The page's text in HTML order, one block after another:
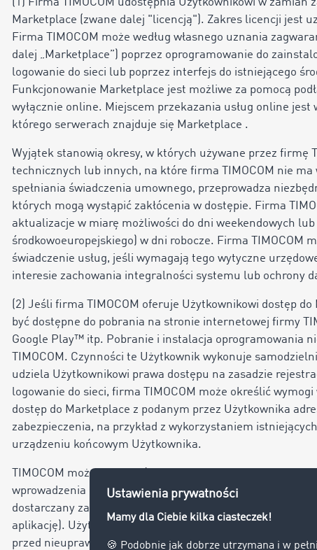
(1) Firma TIMOCOM udostępnia Użytkownikowi w zamian
Marketplace (zwane dalej "licencją"). Zakres licencji jest
Firma TIMOCOM może według własnego uznania
dalej „Marketplace”) poprzez oprogramowanie do
logowanie do sieci lub poprzez interfejs do istniejącego
Funkcjonowanie Marketplace jest możliwe za pomocą
wyłącznie online. Miejscem przekazania usług online
którego serwerach znajduje się Marketplace .
Wyjątek stanowią okresy, w których używane przez firmę
technicznych lub innych, na które firma TIMOCOM nie ma
spełniania świadczenia umownego, przeprowadza
których mogą wystąpić zakłócenia w dostępie. Firma
aktualizacje w miarę możliwości do dni weekendowych
środkowoeuropejskiego) w dni robocze. Firma TIMOCOM
świadczenie usług, jeśli wymagają tego wytyczne
interesie zachowania integralności systemu lub ochrony
(2) Jeśli firma TIMOCOM oferuje Użytkownikowi dostęp
być dostępne do pobrania na stronie internetowej firmy
Google Play™ itp. Pobranie i instalacja oprogramowania
TIMOCOM. Czynności te Użytkownik wykonuje
udziela Użytkownikowi prawa dostępu na zasadzie
logowanie do sieci, firma TIMOCOM może określić
dostęp do Marketplace z podanym przez Użytkownika
zabezpieczenia, na przykład z wykorzystaniem
urządzeniu końcowym Użytkownika.
TIMOCOM może wymagać uwierzytelniania
wprowadzenia nazwy użytkownika i hasła wymagane
dostarczany za pośrednictwem drugiego
aplikację). Użytkownik jest zobowiązany do ochrony tego
przed nieuprawnionym dostępem i do przechowywania